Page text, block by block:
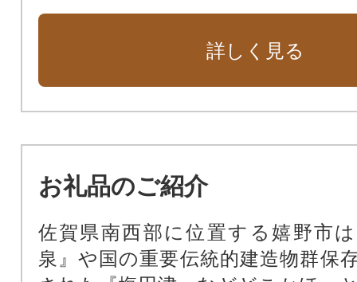
詳しく見る
お礼品のご紹介
佐賀県南西部に位置する嬉野市
泉』や国の重要伝統的建造物群保